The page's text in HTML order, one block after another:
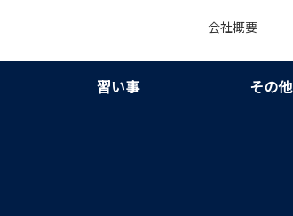
会社概要
習い事 その他